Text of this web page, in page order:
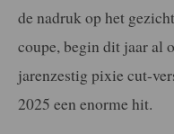
de nadruk op het
coupe, begin dit jaar al
jarenzestig pixie cut-
2025 een enorme hit.